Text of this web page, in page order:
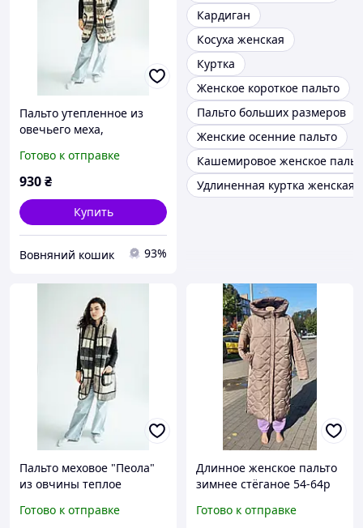
Пальто утепленное из
овечьего меха,
меховая
Готово к отправке
930₴
Купить
Вовняний кошик 93%
Кардиган
Косуха женская
Куртка
Женское короткое пальто
Пальто больших размеров
Женские осенние пальто
Кашемировое женское
Удлиненная куртка женская
Пальто меховое "Пеола"
из овчины теплое
овечьей шерсти зимнее
Готово к отправке
Длинное женское пальто
зимнее стёганое 54-64р
Готово к отправке